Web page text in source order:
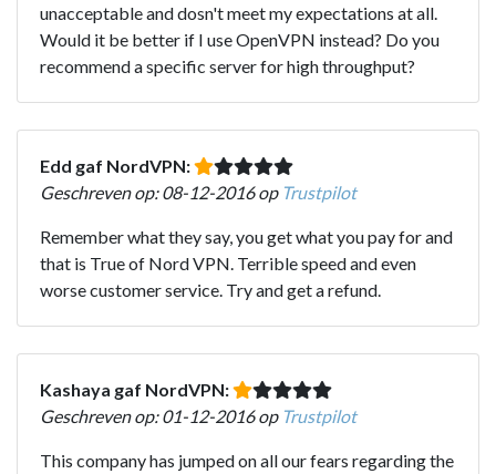
unacceptable and dosn't meet my expectations at all.
Would it be better if I use OpenVPN instead? Do you
recommend a specific server for high throughput?
Edd gaf NordVPN:
Geschreven op: 08-12-2016 op Trustpilot
Remember what they say, you get what you pay for and
that is True of Nord VPN. Terrible speed and even
worse customer service. Try and get a refund.
Kashaya gaf NordVPN:
Geschreven op: 01-12-2016 op Trustpilot
This company has jumped on all our fears regarding the